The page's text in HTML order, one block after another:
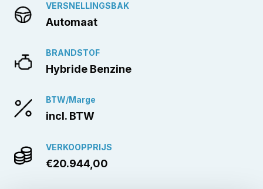
VERSNELLINGSBAK
Automaat
BRANDSTOF
Hybride Benzine
BTW/Marge
incl. BTW
VERKOOPPRIJS
€20.944,00